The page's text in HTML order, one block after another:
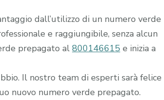
dall’utilizzo di un numero verde
e raggiungibile, senza alcun
prepagato al 800146615 e inizia a
Il nostro team di esperti sarà felice
nuovo numero verde prepagato.